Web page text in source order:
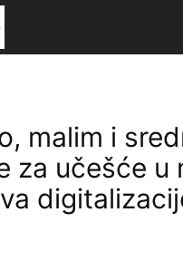
malim i
za učešće u